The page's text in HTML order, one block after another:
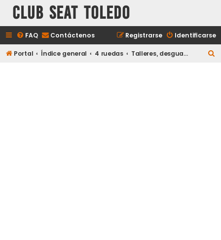
Club Seat Toledo
FAQ Contáctenos Identificarse
Registrarse
Portal Índice general 4 ruedas Talleres, desguaces, etc.